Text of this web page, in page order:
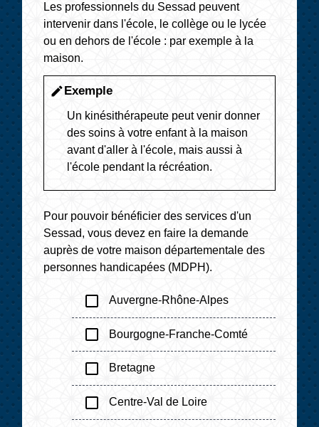
Les professionnels du Sessad peuvent
intervenir dans l'école, le collège ou le lycée
ou en dehors de l'école : par exemple à la
maison.
editExemple
Un kinésithérapeute peut venir donner
des soins à votre enfant à la maison
avant d'aller à l'école, mais aussi à
l'école pendant la récréation.
Pour pouvoir bénéficier des services d'un
Sessad, vous devez en faire la demande
auprès de votre maison départementale des
personnes handicapées (MDPH).
check_box_outline_blank Auvergne-Rhône-Alpes
check_box_outline_blank Bourgogne-Franche-Comté
check_box_outline_blank Bretagne
check_box_outline_blank Centre-Val de Loire